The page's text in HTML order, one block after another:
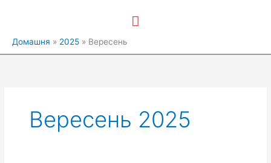
Головне
Домашня 2025 Вересень
Вересень 2025